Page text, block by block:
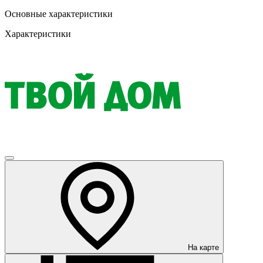
Основные характеристики
Характеристики
На карте